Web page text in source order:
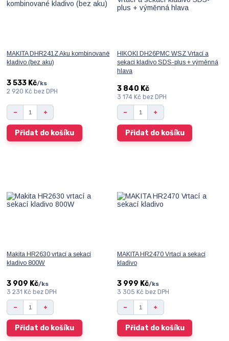
MAKITA DHR241Z Aku kombinované
kladivo (bez aku)
3 533 Kč/ks
2 920 Kč bez DPH
Přidat do košíku
HIKOKI DH26PMC WSZ Vrtací a
sekací kladivo SDS-plus + výměnná
hlava
3 840 Kč
3 174 Kč bez DPH
Přidat do košíku
Makita HR2630 vrtací a sekací
kladivo 800W
3 909 Kč/ks
3 231 Kč bez DPH
Přidat do košíku
MAKITA HR2470 Vrtací a sekací
kladivo
3 999 Kč/ks
3 305 Kč bez DPH
Přidat do košíku